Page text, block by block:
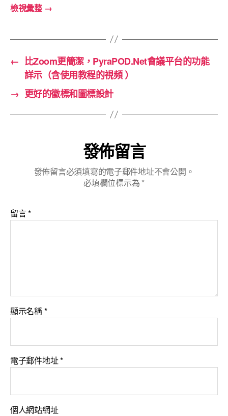
檢視彙整 →
← 比Zoom更簡潔，PyraPOD.Net會議平台的功能
詳示（含使用教程的視頻 ）
→ 更好的徽標和圖標設計
發佈留言
發佈留言必須填寫的電子郵件地址不會公開。
必填欄位標示為 *
留言*
顯示名稱*
電子郵件地址*
個人網站網址